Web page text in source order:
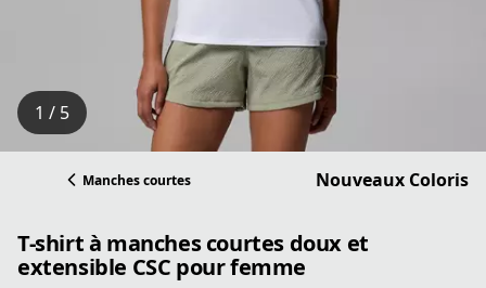
1 / 5
Manches courtes Nouveaux Coloris
T-shirt à manches courtes doux et
extensible CSC pour femme